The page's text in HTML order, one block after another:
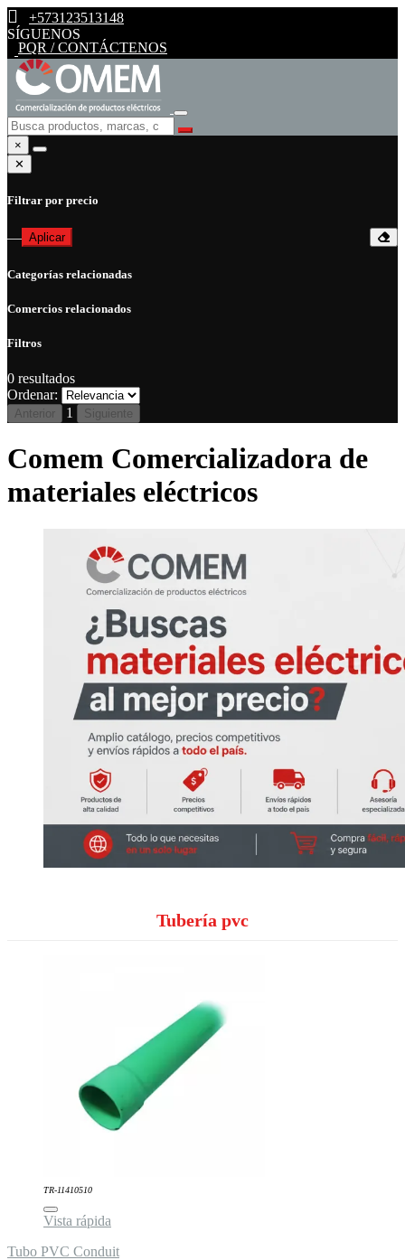
+573123513148
SÍGUENOS
PQR / CONTÁCTENOS
×
✕
Filtrar por precio
— Aplicar
Categorías relacionadas
Comercios relacionados
Filtros
0 resultados
Ordenar:
Anterior 1 Siguiente
Comem Comercializadora de
materiales eléctricos
Tubería pvc
TR-11410510
Vista rápida
Tubo PVC Conduit